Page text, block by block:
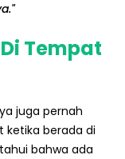
Tempat
juga pernah
ketika berada di
bahwa ada